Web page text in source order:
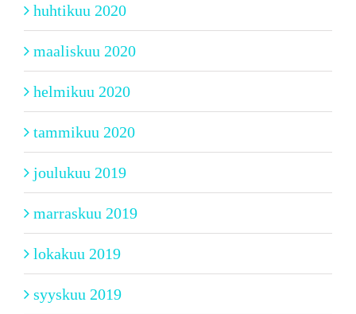
huhtikuu 2020
maaliskuu 2020
helmikuu 2020
tammikuu 2020
joulukuu 2019
marraskuu 2019
lokakuu 2019
syyskuu 2019